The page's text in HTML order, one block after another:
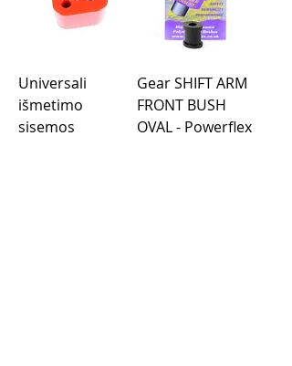
Universali
išmetimo
sisemos
Gear SHIFT ARM
FRONT BUSH
OVAL - Powerflex